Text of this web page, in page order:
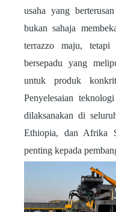
usaha yang
bukan sahaja
terrazzo maju, tetapi
bersepadu yang
untuk produk
Penyelesaian
dilaksanakan di
Ethiopia, dan Afrika
penting kepada